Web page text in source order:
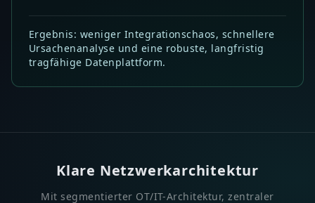
Ergebnis: weniger Integrationschaos, schnellere
Ursachenanalyse und eine robuste, langfristig
tragfähige Datenplattform.
Klare Netzwerkarchitektur
Mit segmentierter OT/IT-Architektur, zentraler